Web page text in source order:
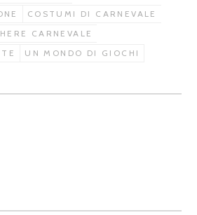
COSTUMI DI CARNEVALE
CARNEVALE
UN MONDO DI GIOCHI